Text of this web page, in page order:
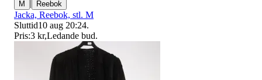
M | Reebok
Jacka, Reebok, stl. M
Sluttid10 aug 20:24.
Pris:3 kr,Ledande bud.